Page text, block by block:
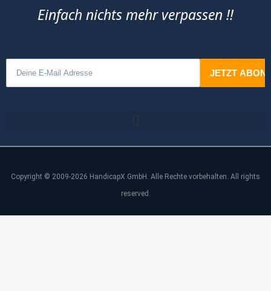
Einfach nichts mehr verpassen !!
Copyright © 2009-2026 HandicapX GmbH. Alle Rechte vorbehalten. All rights
reserved.